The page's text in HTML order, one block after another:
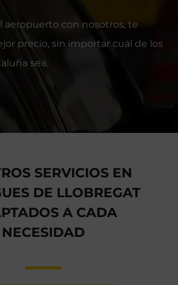
aeropuerto con nosotros, te
precio, sin importar cuál de los
sea.
SERVICIOS EN
DE LLOBREGAT
A CADA
NECESIDAD